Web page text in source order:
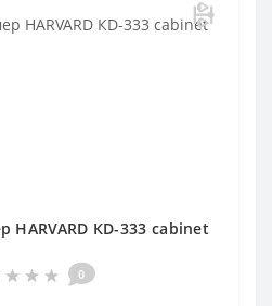
HARVARD КD-333 cabinet
0